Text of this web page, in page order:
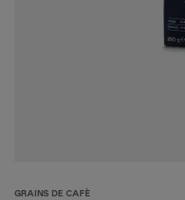
GRAINS DE CAFÈ